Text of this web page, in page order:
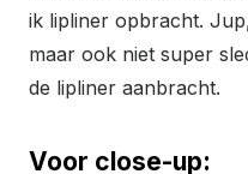
ik lipliner opbracht.
maar ook niet super
de lipliner aanbracht.
Voor close-up: